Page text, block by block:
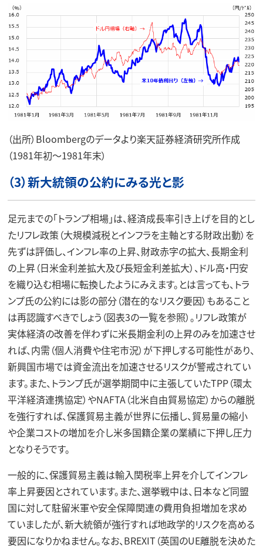
（出所）Bloombergのデータより楽天証券経済研究所作成
（1981年初～1981年末）
（3）新大統領の公約にみる光と影
足元までの「トランプ相場」は、経済成長率引き上げを目的とし
たリフレ政策（大規模減税とインフラを主軸とする財政出動）を
先ずは評価し、インフレ率の上昇、財政赤字の拡大、長期金利
の上昇（日米金利差拡大及び長短金利差拡大）、ドル高・円安
を織り込む相場に転換したようにみえます。とは言っても、トラ
ンプ氏の公約には影の部分（潜在的なリスク要因）もあること
は再認識すべきでしょう（図表3の一覧を参照）。リフレ政策が
実体経済の改善を伴わずに米長期金利の上昇のみを加速させ
れば、内需（個人消費や住宅市況）が下押しする可能性があり、
新興国市場では資金流出を加速させるリスクが警戒されてい
ます。また、トランプ氏が選挙期間中に主張していたTPP（環太
平洋経済連携協定）やNAFTA（北米自由貿易協定）からの離脱
を強行すれば、保護貿易主義が世界に伝播し、貿易量の縮小
や企業コストの増加を介し米多国籍企業の業績に下押し圧力
となりそうです。
一般的に、保護貿易主義は輸入関税率上昇を介してインフレ
率上昇要因とされています。また、選挙戦中は、日本など同盟
国に対して駐留米軍や安全保障関連の費用負担増加を求め
ていましたが、新大統領が強行すれば地政学的リスクを高める
要因になりかねません。なお、BREXIT（英国のUE離脱を決めた